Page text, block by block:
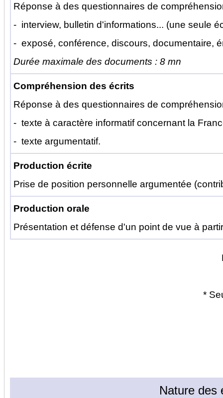
Réponse à des questionnaires de
- interview, bulletin d'informations... (une seule
- exposé, conférence, discours, documentaire,
Durée maximale des documents : 8 mn
Compréhension des écrits
Réponse à des questionnaires de
- texte à caractère informatif concernant la
- texte argumentatif.
Production écrite
Prise de position personnelle argumentée
Production orale
Présentation et défense d'un point de vue à
*
Nature des